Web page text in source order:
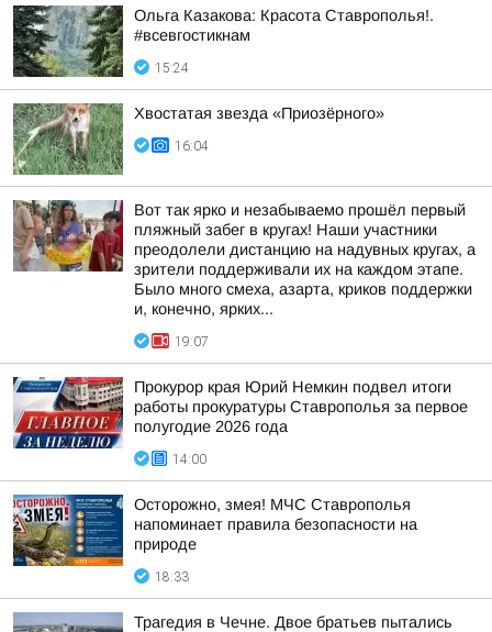
Ольга Казакова: Красота Ставрополья!.
#всевгостикнам
15:24
Хвостатая звезда «Приозёрного»
16:04
Вот так ярко и незабываемо прошёл первый
пляжный забег в кругах! Наши участники
преодолели дистанцию на надувных кругах, а
зрители поддерживали их на каждом этапе.
Было много смеха, азарта, криков поддержки
и, конечно, ярких...
19:07
Прокурор края Юрий Немкин подвел итоги
работы прокуратуры Ставрополья за первое
полугодие 2026 года
14:00
Осторожно, змея! МЧС Ставрополья
напоминает правила безопасности на
природе
18:33
Трагедия в Чечне. Двое братьев пытались